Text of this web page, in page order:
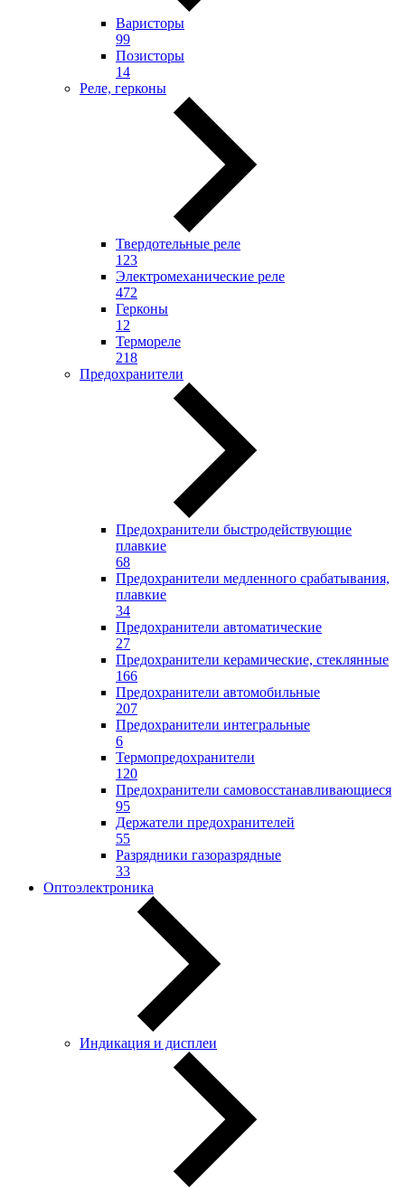
Варисторы
99
Позисторы
14
Реле, герконы
Твердотельные реле
123
Электромеханические реле
472
Герконы
12
Термореле
218
Предохранители
Предохранители быстродействующие
плавкие
68
Предохранители медленного срабатывания,
плавкие
34
Предохранители автоматические
27
Предохранители керамические, стеклянные
166
Предохранители автомобильные
207
Предохранители интегральные
6
Термопредохранители
120
Предохранители самовосстанавливающиеся
95
Держатели предохранителей
55
Разрядники газоразрядные
33
Оптоэлектроника
Индикация и дисплеи